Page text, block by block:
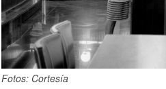
Fotos: Cortesía